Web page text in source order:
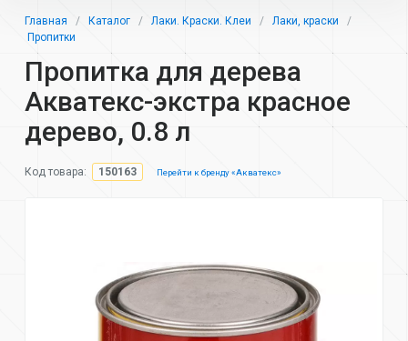
Главная Каталог Лаки. Краски. Клеи
Лаки, краски
Пропитки
Пропитка для дерева
Акватекс-экстра красное
дерево, 0.8 л
Код товара: 150163 Перейти к бренду «Акватекс»